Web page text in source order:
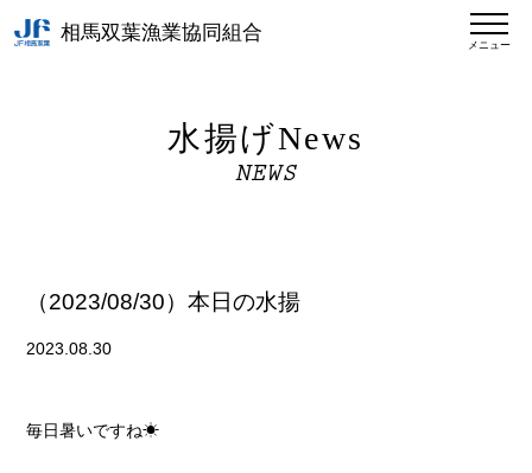
相馬双葉漁業協同組合
メニュー
水揚げNews
NEWS
（2023/08/30）本日の水揚
2023.08.30
毎日暑いですね☀